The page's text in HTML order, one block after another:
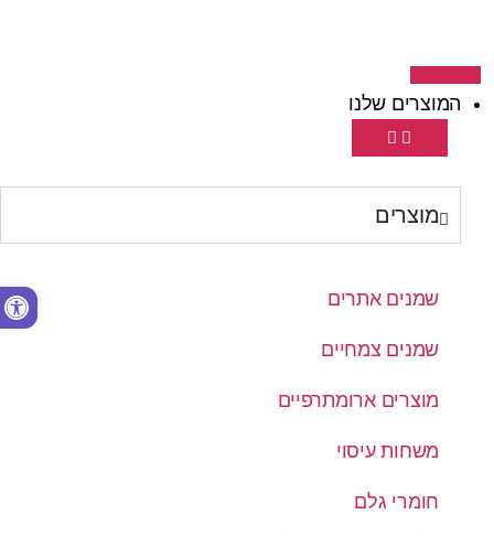
המוצרים שלנו
מוצרים
שמנים אתרים
שמנים צמחיים
מוצרים ארומתרפיים
משחות עיסוי
חומרי גלם
פתח סרגל נגישות